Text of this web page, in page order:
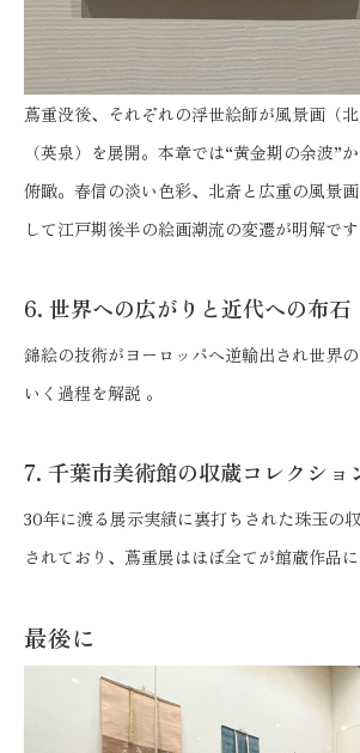
蔦重没後、それぞれの浮世絵師が風景画（
（英泉）を展開。本章では“黄金期の余波”
俯瞰。春信の淡い色彩、北斎と広重の風景
して江戸期後半の絵画潮流の変遷が明解です
6. 世界への広がりと近代への布石
錦絵の技術がヨーロッパへ逆輸出され世界
いく過程を解説 。
7. 千葉市美術館の収蔵コレクショ
30年に渡る展示実績に裏打ちされた珠玉の
されており、蔦重展はほぼ全てが館蔵作品に
最後に